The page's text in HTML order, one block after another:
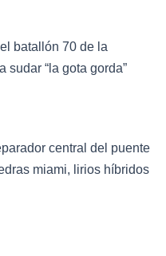
batallón 70 de la
“la gota gorda”
central del puente
miami, lirios híbridos